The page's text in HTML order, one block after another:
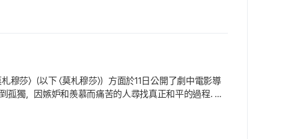
莎〉（以下 〈莫札穆莎〉）方面於11日公開了劇中電影導
孤獨，因嫉妒和羨慕而痛苦的人尋找真正和平的過程. 吳